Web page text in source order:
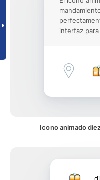
interfaz
Icono animado